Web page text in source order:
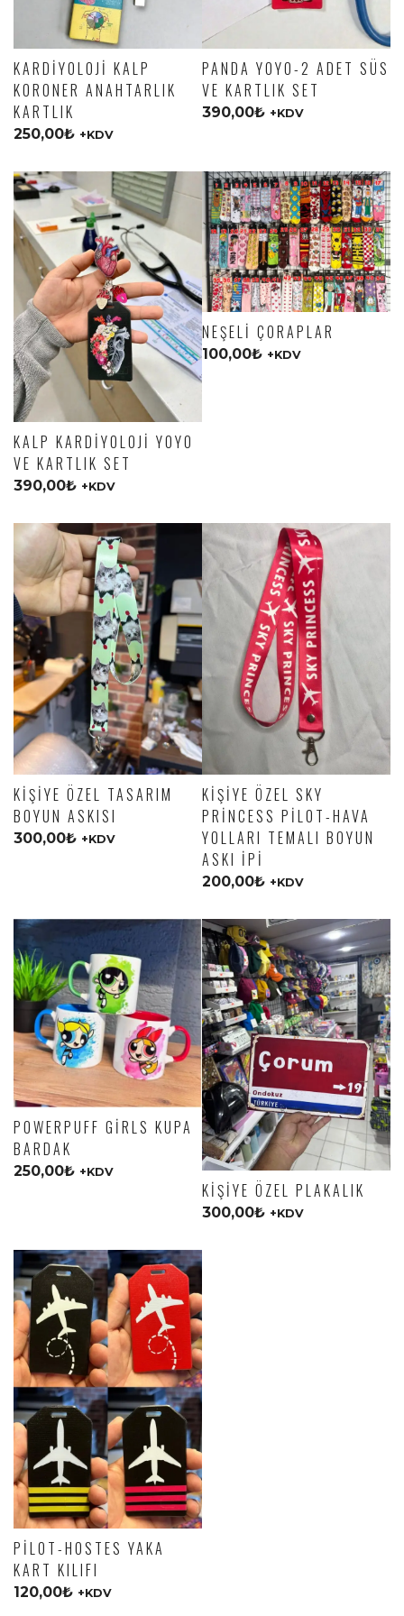
KARDIYOLOJI KALP
KORONER ANAHTARLIK
KARTLIK
250,00₺ +KDV
PANDA YOYO-2 ADET SÜS
VE KARTLIK SET
390,00₺ +KDV
KALP KARDIYOLOJI YOYO
VE KARTLIK SET
390,00₺ +KDV
NEŞELI ÇORAPLAR
100,00₺ +KDV
KIŞIYE ÖZEL TASARIM
BOYUN ASKISI
300,00₺ +KDV
KIŞIYE ÖZEL SKY
PRINCESS PILOT-HAVA
YOLLARI TEMALI BOYUN
ASKI İPI
200,00₺ +KDV
POWERPUFF GIRLS KUPA
BARDAK
250,00₺ +KDV
KIŞIYE ÖZEL PLAKALIK
300,00₺ +KDV
PILOT-HOSTES YAKA
KART KILIFI
120,00₺ +KDV